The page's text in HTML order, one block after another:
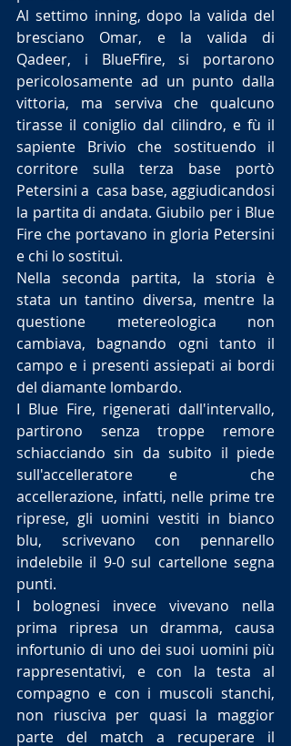
Al settimo inning, dopo la valida del
bresciano Omar, e la valida di
Qadeer, i BlueFfire, si portarono
pericolosamente ad un punto dalla
vittoria, ma serviva che qualcuno
tirasse il coniglio dal cilindro, e fù il
sapiente Brivio che sostituendo il
corritore sulla terza base portò
Petersini a  casa base, aggiudicandosi
la partita di andata. Giubilo per i Blue
Fire che portavano in gloria Petersini
e chi lo sostituì.
Nella seconda partita, la storia è
stata un tantino diversa, mentre la
questione metereologica non
cambiava, bagnando ogni tanto il
campo e i presenti assiepati ai bordi
del diamante lombardo.
I Blue Fire, rigenerati dall'intervallo,
partirono senza troppe remore
schiacciando sin da subito il piede
sull'accelleratore e  che
accellerazione, infatti, nelle prime tre
riprese, gli uomini vestiti in bianco
blu, scrivevano con pennarello
indelebile il 9-0 sul cartellone segna
punti.
I bolognesi invece vivevano nella
prima ripresa un dramma, causa
infortunio di uno dei suoi uomini più
rappresentativi, e con la testa al
compagno e con i muscoli stanchi,
non riusciva per quasi la maggior
parte del match a recuperare il